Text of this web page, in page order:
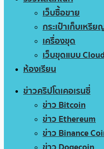
เว็บซื้อขาย
กระเป๋าเก็บเหรีย
เครื่องขุด
เว็บขุดแบบ
ห้องเรียน
ข่าวคริปโตเคอเรนซี่
ข่าว Bitcoin
ข่าว Ethereum
ข่าว Binance